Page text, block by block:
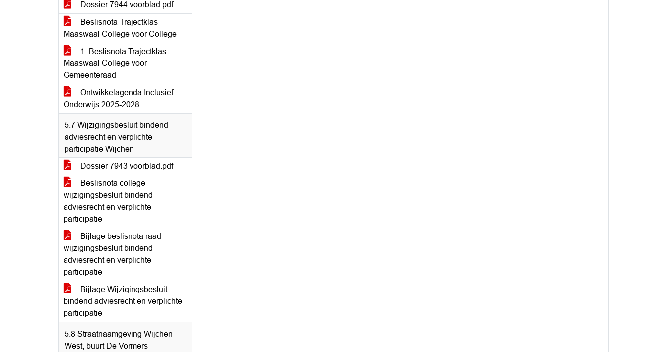
Dossier 7944 voorblad.pdf
Beslisnota Trajectklas
Maaswaal College voor College
1. Beslisnota Trajectklas
Maaswaal College voor
Gemeenteraad
Ontwikkelagenda Inclusief
Onderwijs 2025-2028
5.7 Wijzigingsbesluit bindend
adviesrecht en verplichte
participatie Wijchen
Dossier 7943 voorblad.pdf
Beslisnota college
wijzigingsbesluit bindend
adviesrecht en verplichte
participatie
Bijlage beslisnota raad
wijzigingsbesluit bindend
adviesrecht en verplichte
participatie
Bijlage Wijzigingsbesluit
bindend adviesrecht en verplichte
participatie
5.8 Straatnaamgeving Wijchen-
West, buurt De Vormers